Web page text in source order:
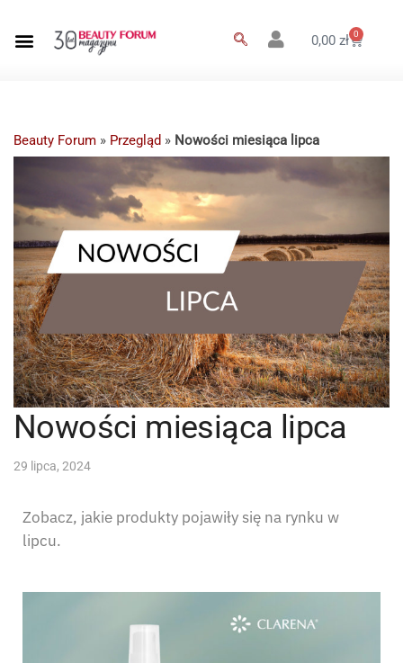
0,00zł 0
Beauty Forum » Przegląd » Nowości miesiąca lipca
Nowości miesiąca lipca
29 lipca, 2024
Zobacz, jakie produkty pojawiły się na rynku w
lipcu.